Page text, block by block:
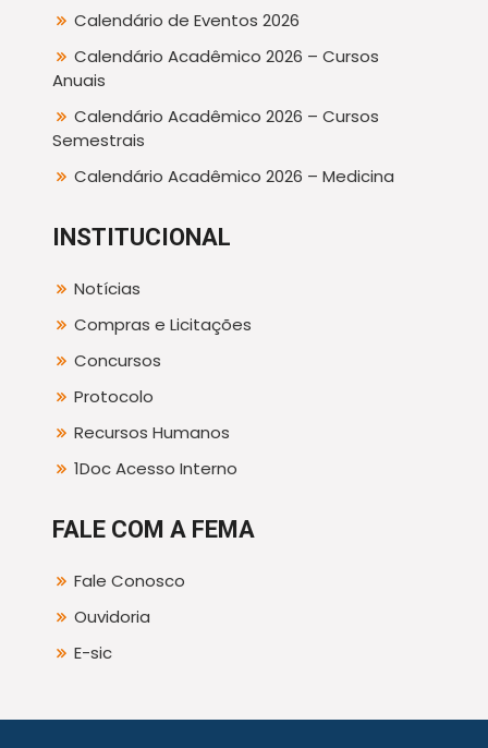
Calendário de Eventos 2026
Calendário Acadêmico 2026 – Cursos
Anuais
Calendário Acadêmico 2026 – Cursos
Semestrais
Calendário Acadêmico 2026 – Medicina
INSTITUCIONAL
Notícias
Compras e Licitações
Concursos
Protocolo
Recursos Humanos
1Doc Acesso Interno
FALE COM A FEMA
Fale Conosco
Ouvidoria
E-sic